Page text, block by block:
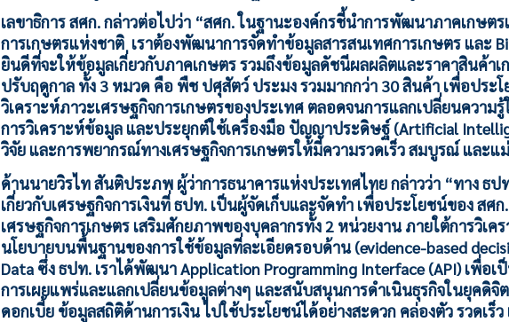
เลขาธิการ สศก. กล่าวต่อไปว่า “สศก. ในฐานะองค์กรชี้นำการพัฒนาภาคเกษต
การเกษตรแห่งชาติ เราต้องพัฒนาการจัดทำข้อมูลสารสนเทศการเกษตร และ
ยินดีที่จะให้ข้อมูลเกี่ยวกับภาคเกษตร รวมถึงข้อมูลดัชนีผลผลิตและราคาสินค้า
ปรับฤดูกาล ทั้ง 3 หมวด คือ พืช ปศุสัตว์ ประมง รวมมากกว่า 30 สินค้า เพื่อประ
วิเคราะห์ภาวะเศรษฐกิจการเกษตรของประเทศ ตลอดจนการแลกเปลี่ยนควา
การวิเคราะห์ข้อมูล และประยุกต์ใช้เครื่องมือ ปัญญาประดิษฐ์ (Artificial
วิจัย และการพยากรณ์ทางเศรษฐกิจการเกษตรให้มีความรวดเร็ว สมบูรณ์ และแ
ด้านนายวิรไท สันติประภพ ผู้ว่าการธนาคารแห่งประเทศไทย กล่าวว่า “ทาง ธ
เกี่ยวกับเศรษฐกิจการเงินที่ ธปท. เป็นผู้จัดเก็บและจัดทำ เพื่อประโยชน์ของ สศ
เศรษฐกิจการเกษตร เสริมศักยภาพของบุคลากรทั้ง 2 หน่วยงาน ภายใต้การวิเ
นโยบายบนพื้นฐานของการใช้ข้อมูลที่ละเอียดรอบด้าน (evidence-based
Data ซึ่ง ธปท. เราได้พัฒนา Application Programming Interface (API) เพื่อเ
การเผยแพร่และแลกเปลี่ยนข้อมูลต่างๆ และสนับสนุนการดำเนินธุรกิจในยุคดิจิ
ดอกเบี้ย ข้อมูลสถิติด้านการเงิน ไปใช้ประโยชน์ได้อย่างสะดวก คล่องตัว รวดเร็